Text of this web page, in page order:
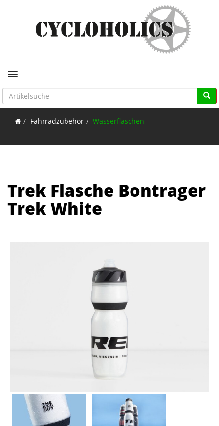
Toggle navigation
Fahrradzubehör Wasserflaschen
Trek Flasche Bontrager
Trek White